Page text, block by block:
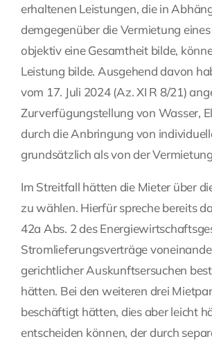
erhaltenen Leistungen, die in
demgegenüber die Vermietung
objektiv eine Gesamtheit bilde,
Leistung bilde. Ausgehend davon
vom 17. Juli 2024 (Az. XI R 8/21)
Zurverfügungstellung von Wasser,
durch die Anbringung von
grundsätzlich als von der
Im Streitfall hätten die Mieter über
zu wählen. Hierfür spreche bereits
42a Abs. 2 des
Stromlieferungsverträge
gerichtlicher Auskunftsersuchen
hätten. Bei den weiteren drei
beschäftigt hätten, dies aber leicht
entscheiden können, der durch